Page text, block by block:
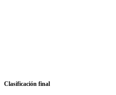
Clasificación final